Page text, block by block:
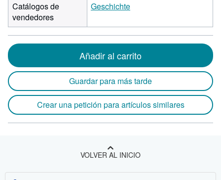
Catálogos de
vendedores
Geschichte
Añadir al carrito
Guardar para más tarde
Crear una petición para artículos similares
VOLVER AL INICIO